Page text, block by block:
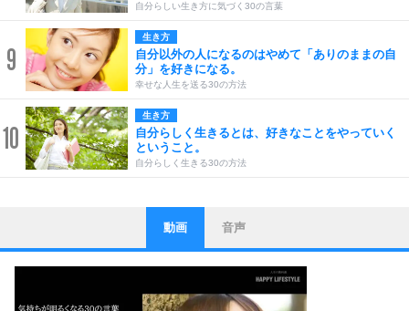
自分らしい生き方に気づく30の言葉
9
生き方
自分以外の人になるのはやめて「ありのままの自
分」を好きになる。
幸せな人生を送る30の方法
10
生き方
自分らしく生きるとは、好きなことをやっていく
ということ。
自分らしく生きる30の方法
1
ストレス対策
他人と比べない。
いっそのこと、他人を見ない。
いらいらしない人になる30の方法
動画 音声